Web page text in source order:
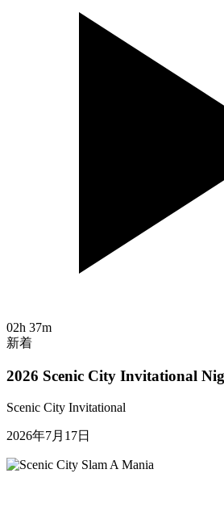
02h 37m
新着
2026 Scenic City Invitational
Scenic City Invitational
2026年7月17日